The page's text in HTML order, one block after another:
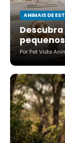
ANIMAIS DE
Por Pet Vida